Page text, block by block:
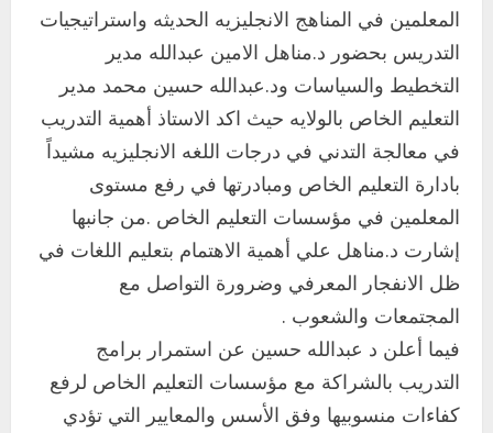
المعلمين في المناهج الانجليزيه الحديثه واستراتيجيات
التدريس بحضور د.مناهل الامين عبدالله مدير
التخطيط والسياسات ود.عبدالله حسين محمد مدير
التعليم الخاص بالولايه حيث اكد الاستاذ أهمية التدريب
في معالجة التدني في درجات اللغه الانجليزيه مشيداً
بادارة التعليم الخاص ومبادرتها في رفع مستوى
المعلمين في مؤسسات التعليم الخاص .من جانبها
إشارت د.مناهل علي أهمية الاهتمام بتعليم اللغات في
ظل الانفجار المعرفي وضرورة التواصل مع
المجتمعات والشعوب .
فيما أعلن د عبدالله حسين عن استمرار برامج
التدريب بالشراكة مع مؤسسات التعليم الخاص لرفع
كفاءات منسوبيها وفق الأسس والمعايير التي تؤدي
2
اخر الاخبار
التعليم الخاص بمحلية ودمدني الكبرى
يعلن تخفيض الرسوم الدراسية لهذا العام
بنسبة15%
اخر الاخبار
وزير التربية والتعليم بالولاية يدشن ورشة
تأهيل معلمي مادة اللغة الإنجليزية بمحلية
ودمدني الكبرى